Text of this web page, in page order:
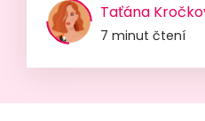
Taťána
7 minut čtení